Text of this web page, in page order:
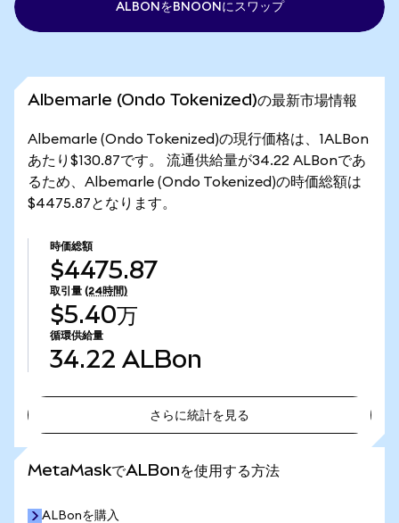
ALBONをBNOONにスワップ
Albemarle (Ondo Tokenized)の最新市場情報
Albemarle (Ondo Tokenized)の現行価格は、1ALBon
あたり$130.87です。 流通供給量が34.22 ALBonであ
るため、Albemarle (Ondo Tokenized)の時価総額は
$4475.87となります。
時価総額
$4475.87
取引量 (24時間)
$5.40万
循環供給量
34.22 ALBon
さらに統計を見る
MetaMaskでALBonを使用する方法
ALBonを購入